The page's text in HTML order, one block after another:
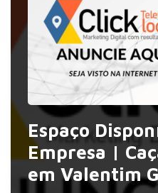
Espaço
Empresa |
em Valentim